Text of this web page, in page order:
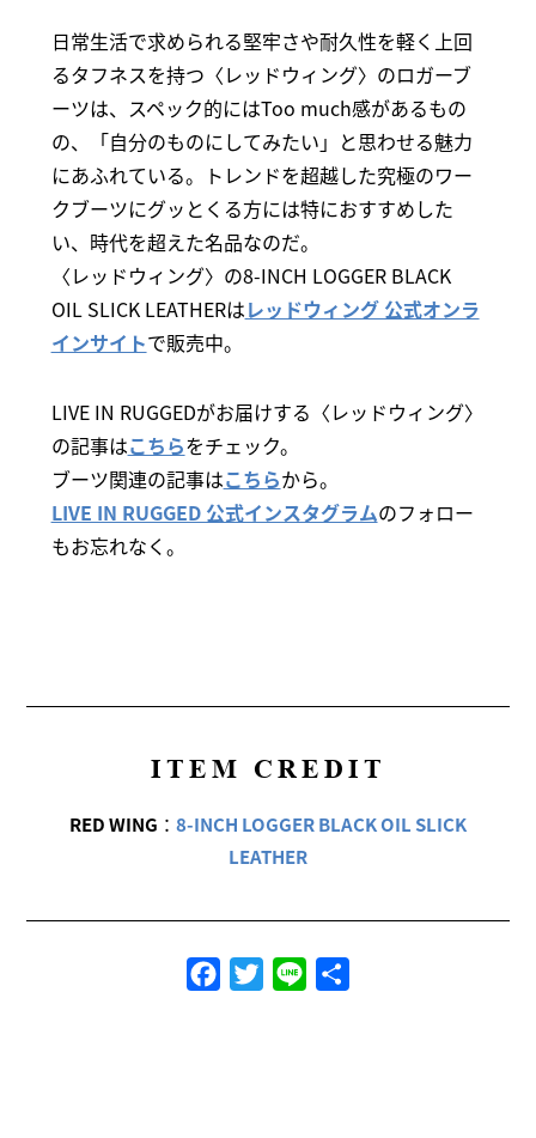
日常生活で求められる堅牢さや耐久性を軽く上回
るタフネスを持つ〈レッドウィング〉のロガーブ
ーツは、スペック的にはToo much感があるもの
の、「自分のものにしてみたい」と思わせる魅力
にあふれている。トレンドを超越した究極のワー
クブーツにグッとくる方には特におすすめした
い、時代を超えた名品なのだ。
〈レッドウィング〉の8-INCH LOGGER BLACK
OIL SLICK LEATHERはレッドウィング 公式オンラ
インサイトで販売中。
LIVE IN RUGGEDがお届けする〈レッドウィング〉
の記事はこちらをチェック。
ブーツ関連の記事はこちらから。
LIVE IN RUGGED 公式インスタグラムのフォロー
もお忘れなく。
ITEM CREDIT
RED WING ： 8-INCH LOGGER BLACK OIL SLICK
LEATHER
FacebookTwitterLine